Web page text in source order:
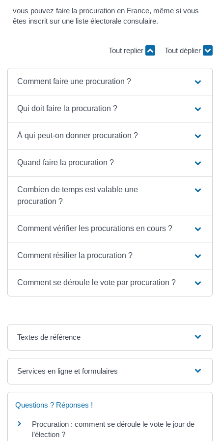
vous pouvez faire la procuration en France, même si vous
êtes inscrit sur une liste électorale consulaire.
Tout replier Tout déplier
Comment faire une procuration ?
Qui doit faire la procuration ?
À qui peut-on donner procuration ?
Quand faire la procuration ?
Combien de temps est valable une
procuration ?
Comment vérifier les procurations en cours ?
Comment résilier la procuration ?
Comment se déroule le vote par procuration ?
Textes de référence
Services en ligne et formulaires
Questions ? Réponses !
Procuration : comment se déroule le vote le jour de
l’élection ?